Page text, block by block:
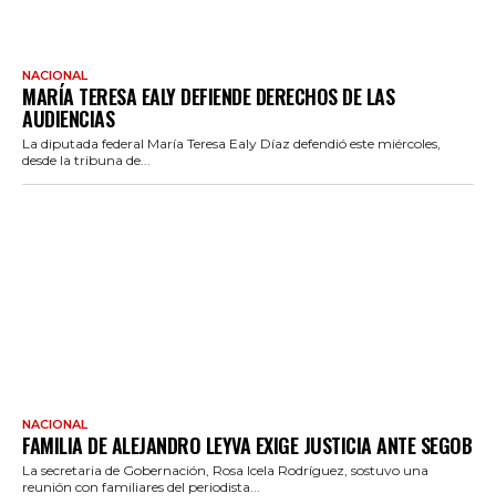
NACIONAL
MARÍA TERESA EALY DEFIENDE DERECHOS DE LAS
AUDIENCIAS
La diputada federal María Teresa Ealy Díaz defendió este miércoles,
desde la tribuna de...
NACIONAL
FAMILIA DE ALEJANDRO LEYVA EXIGE JUSTICIA ANTE SEGOB
La secretaria de Gobernación, Rosa Icela Rodríguez, sostuvo una
reunión con familiares del periodista...